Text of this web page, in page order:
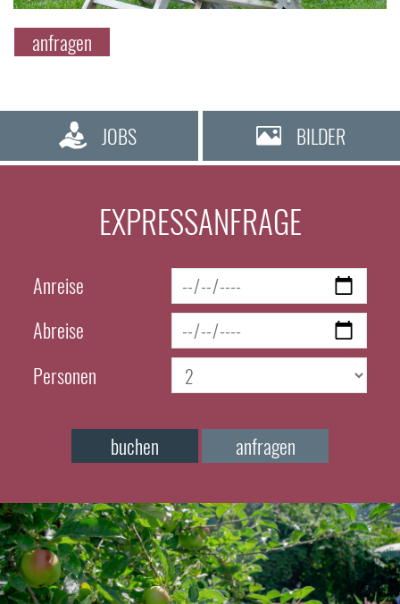
anfragen
JOBS BILDER
EXPRESSANFRAGE
Anreise
Abreise
Personen
buchen anfragen